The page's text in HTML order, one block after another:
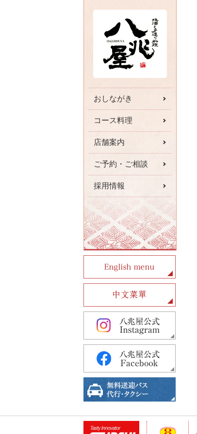
おしながき
コース料理
店舗案内
ご予約・ご相談
採用情報